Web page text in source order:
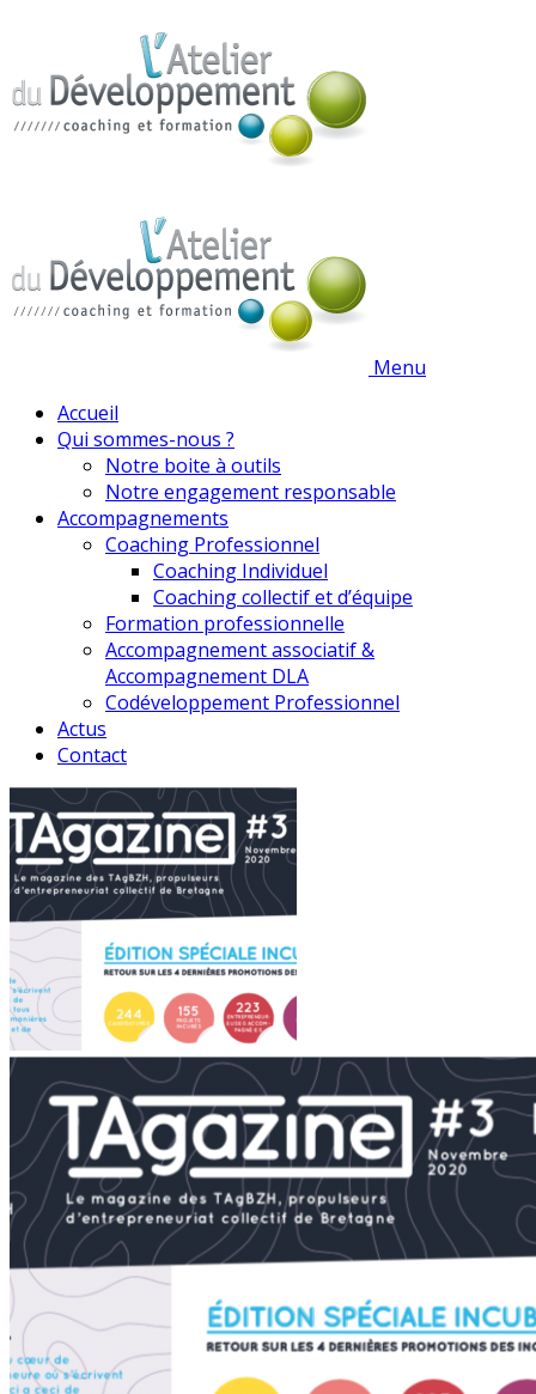
Menu
Accueil
Qui sommes-nous ?
Notre boite à outils
Notre engagement responsable
Accompagnements
Coaching Professionnel
Coaching Individuel
Coaching collectif et d’équipe
Formation professionnelle
Accompagnement associatif &
Accompagnement DLA
Codéveloppement Professionnel
Actus
Contact